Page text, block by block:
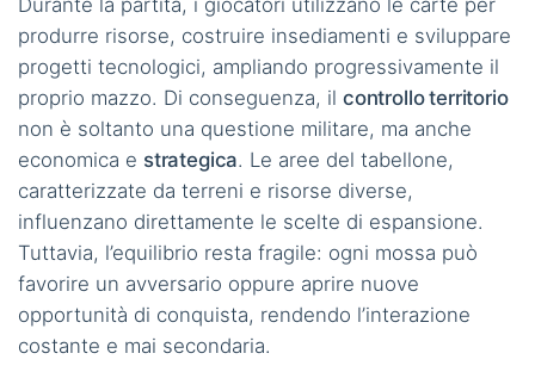
Durante la partita, i giocatori utilizzano le carte per
produrre risorse, costruire insediamenti e sviluppare
progetti tecnologici, ampliando progressivamente il
proprio mazzo. Di conseguenza, il controllo territorio
non è soltanto una questione militare, ma anche
economica e strategica. Le aree del tabellone,
caratterizzate da terreni e risorse diverse,
influenzano direttamente le scelte di espansione.
Tuttavia, l’equilibrio resta fragile: ogni mossa può
favorire un avversario oppure aprire nuove
opportunità di conquista, rendendo l’interazione
costante e mai secondaria.